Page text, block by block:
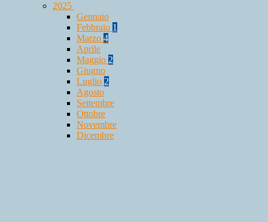
2025
Gennaio
Febbraio 1
Marzo 4
Aprile
Maggio 2
Giugno
Luglio 2
Agosto
Settembre
Ottobre
Novembre
Dicembre